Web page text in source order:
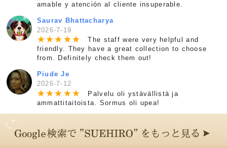
amable y atención al cliente insuperable.
Saurav Bhattacharya
2026-7-19
★★★ ★★
The staff were very helpful and
friendly. They have a great collection to choose
from. Definitely check them out!
Piude Je
2026-7-12
★★★ ★★
Palvelu oli ystävällistä ja
ammattitaitoista. Sormus oli upea!